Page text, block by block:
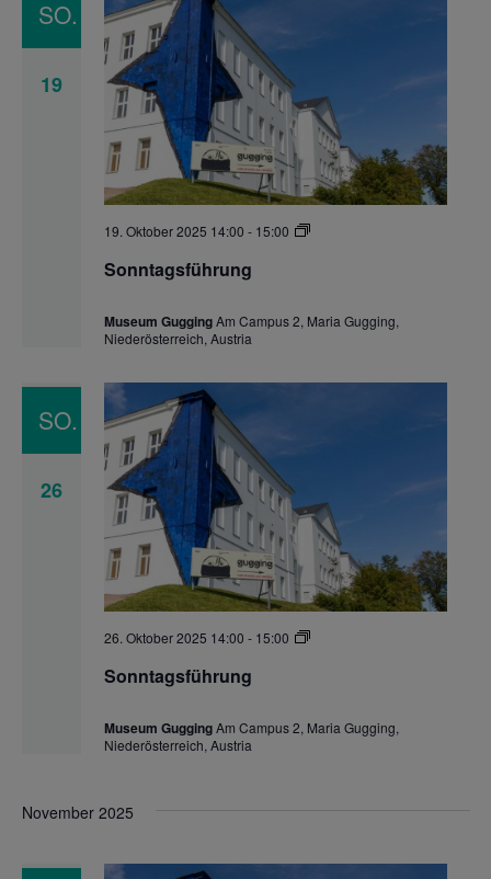
SO.
19
Sonntagsführung
19. Oktober 2025 14:00 - 15:00 Sonntagsführung
Museum GuggingAm Campus 2, Maria Gugging,
Niederösterreich, Austria
SO.
26
Sonntagsführung
26. Oktober 2025 14:00 - 15:00 Sonntagsführung
Museum GuggingAm Campus 2, Maria Gugging,
Niederösterreich, Austria
November 2025